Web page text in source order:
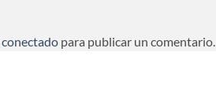
conectado para publicar un comentario.